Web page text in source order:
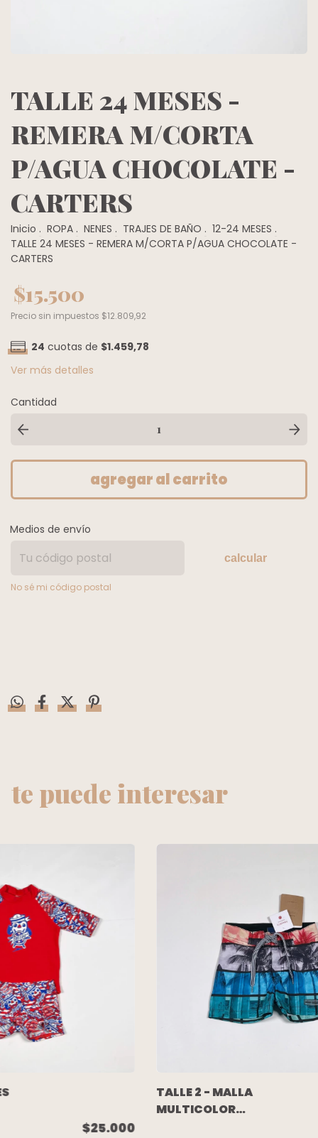
TALLE 24 MESES -
REMERA M/CORTA
P/AGUA CHOCOLATE -
CARTERS
Inicio . ROPA . NENES . TRAJES DE BAÑO . 12-24 MESES .
TALLE 24 MESES - REMERA M/CORTA P/AGUA CHOCOLATE -
CARTERS
$15.500
Precio sin impuestos $12.809,92
24 cuotas de $1.459,78
Ver más detalles
Cantidad
Medios de envío
calcular
No sé mi código postal
te puede interesar
$25.000
TALLE 2 - MALLA
MULTICOLOR